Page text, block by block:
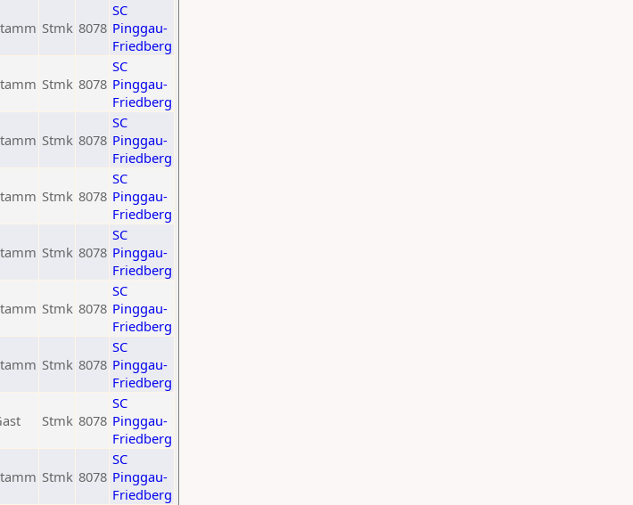
Stmk 8078
SC
Pinggau-
Friedberg
Stmk 8078
SC
Pinggau-
Friedberg
Stmk 8078
SC
Pinggau-
Friedberg
Stmk 8078
SC
Pinggau-
Friedberg
Stmk 8078
SC
Pinggau-
Friedberg
Stmk 8078
SC
Pinggau-
Friedberg
Stmk 8078
SC
Pinggau-
Friedberg
Stmk 8078
SC
Pinggau-
Friedberg
Stmk 8078
SC
Pinggau-
Friedberg